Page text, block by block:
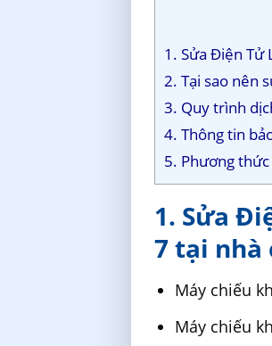
1. Sửa Điện Tử
2. Tại sao nên
3. Quy trình
4. Thông tin
5. Phương
1. Sửa
7 tại nhà
Máy chiếu
Máy chiếu